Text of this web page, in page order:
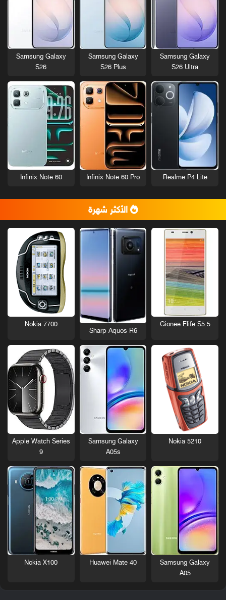
Samsung Galaxy
S26 Ultra
Samsung Galaxy
S26 Plus
Samsung Galaxy
S26
Realme P4 Lite
Infinix Note 60 Pro
Infinix Note 60
الأكثر شهرة
Gionee Elife S5.5
Sharp Aquos R6
Nokia 7700
Nokia 5210
Samsung Galaxy
A05s
Apple Watch Series
9
Samsung Galaxy
A05
Huawei Mate 40
Nokia X100